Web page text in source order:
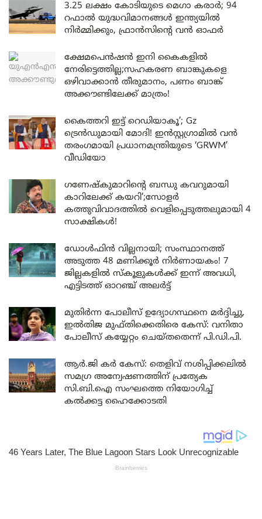
3.25 ലക്ഷം കോടിയുടെ മെഗാ കരാർ; 94
റഫാൽ യുദ്ധവിമാനങ്ങൾ ഇന്ത്യയിൽ
നിർമ്മിക്കും, ഫ്രാൻസിന്റെ വൻ ഓഫർ
ക്ഷേമപെൻഷൻ ഇനി കൈകളിൽ
നേരിട്ടെത്തില്ല;സഹകരണ ബാങ്കുകളെ
ഒഴിവാക്കാൻ തീരുമാനം, പണം ബാങ്ക്
അക്കൗണ്ടിലേക്ക് മാത്രം!
കൈത്തറി ഇട്ട് റെഡിയാകൂ’; Gz
ട്രെൻഡുമായി മോദി! ഇൻസ്റ്റഗ്രാമിൽ വൻ
തരംഗമായി പ്രധാനമന്ത്രിയുടെ ‘GRWM’
വീഡിയോ
ഗണേഷ്കുമാറിന്റെ ബന്ധു കവറുമായി
കാറിലേക്ക് കയറി’;സോളർ
കത്തുവിവാദത്തിൽ വെളിപ്പെടുത്തലുമായി 4
സാക്ഷികൾ!
ഡോൾഫിൻ വില്ലനായി; സംസ്ഥാനത്ത്
അടുത്ത 48 മണിക്കൂർ നിർണായകം! 7
ജില്ലകളിൽ സ്കൂളുകൾക്ക് ഇന്ന് അവധി,
എട്ടിടത്ത് ഓറഞ്ച് അലർട്ട്
മുതിർന്ന പോലീസ് ഉദ്യോഗസ്ഥനെ മർദ്ദിച്ചു,
ഇൽതിജ മുഫ്തിക്കെതിരെ കേസ്: വനിതാ
പോലീസ് കയ്യേറ്റം ചെയ്തതെന്ന് പി.ഡി.പി.
ആർ.ജി കർ കേസ്: തെളിവ് നശിപ്പിക്കലിൽ
സമഗ്ര അന്വേഷണത്തിന് പ്രത്യേക
സി.ബി.ഐ സംഘത്തെ നിയോഗിച്ച്
കൽക്കട്ട ഹൈക്കോടതി